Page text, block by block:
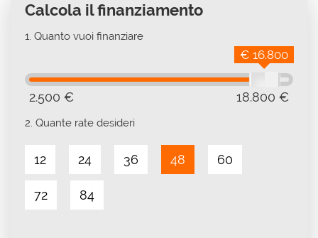
Calcola il finanziamento
1. Quanto vuoi finanziare
2.500 € 18.800 €
€ 16.800
2. Quante rate desideri
12 24 36 48 60
72 84